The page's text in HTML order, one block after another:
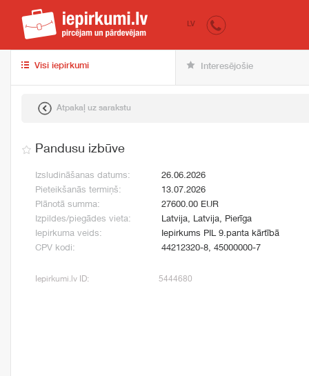
iepirkumi.lv
LV
Visi iepirkumi Interesējošie
Atpakaļ uz sarakstu
Pandusu izbūve
Izsludināšanas datums:
26.06.2026
Pieteikšanās termiņš:
13.07.2026
Plānotā summa:
27600.00 EUR
Izpildes/piegādes vieta:
Latvija, Latvija, Pierīga
Iepirkuma veids:
Iepirkums PIL 9.panta kārtībā
CPV kodi:
44212320-8, 45000000-7
Iepirkumi.lv ID: 5444680